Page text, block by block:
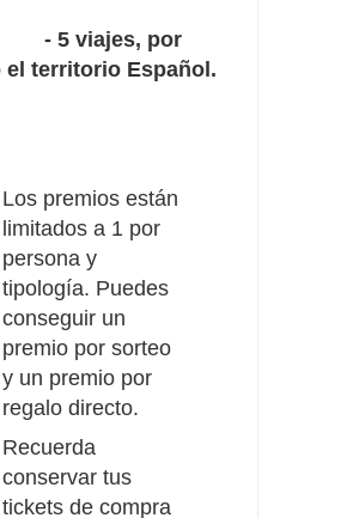
viajes, por
el territorio Español.
Los premios están
limitados a 1 por
persona y
tipología. Puedes
conseguir un
premio por sorteo
y un premio por
regalo directo.
Recuerda
conservar tus
tickets de compra